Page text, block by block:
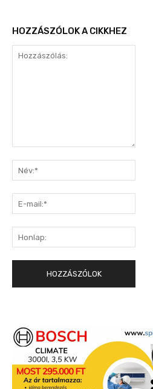
HOZZÁSZÓLOK A CIKKHEZ
mail:*